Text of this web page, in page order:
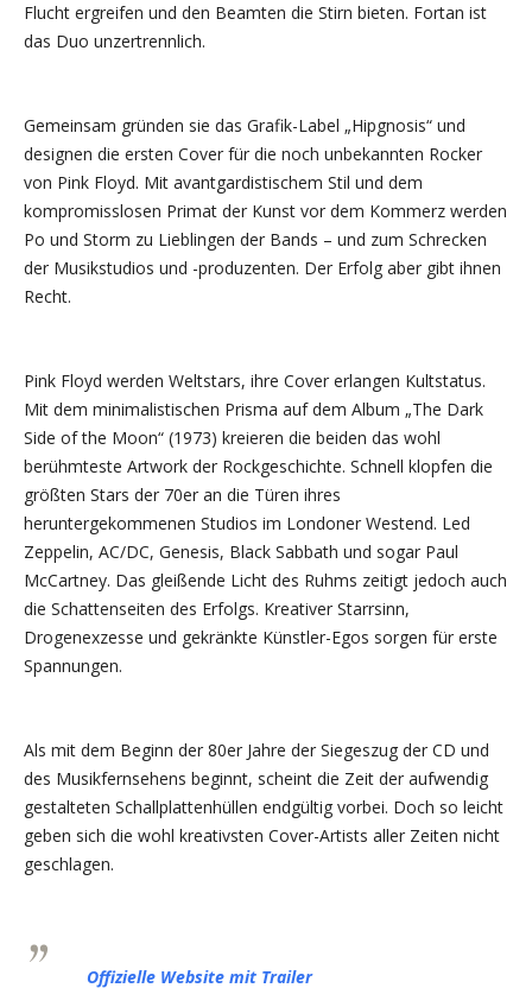
Flucht ergreifen und den Beamten die Stirn bieten. Fortan ist
das Duo unzertrennlich.
Gemeinsam gründen sie das Grafik-Label „Hipgnosis“ und
designen die ersten Cover für die noch unbekannten Rocker
von Pink Floyd. Mit avantgardistischem Stil und dem
kompromisslosen Primat der Kunst vor dem Kommerz werden
Po und Storm zu Lieblingen der Bands – und zum Schrecken
der Musikstudios und -produzenten. Der Erfolg aber gibt ihnen
Recht.
Pink Floyd werden Weltstars, ihre Cover erlangen Kultstatus.
Mit dem minimalistischen Prisma auf dem Album „The Dark
Side of the Moon“ (1973) kreieren die beiden das wohl
berühmteste Artwork der Rockgeschichte. Schnell klopfen die
größten Stars der 70er an die Türen ihres
heruntergekommenen Studios im Londoner Westend. Led
Zeppelin, AC/DC, Genesis, Black Sabbath und sogar Paul
McCartney. Das gleißende Licht des Ruhms zeitigt jedoch auch
die Schattenseiten des Erfolgs. Kreativer Starrsinn,
Drogenexzesse und gekränkte Künstler-Egos sorgen für erste
Spannungen.
Als mit dem Beginn der 80er Jahre der Siegeszug der CD und
des Musikfernsehens beginnt, scheint die Zeit der aufwendig
gestalteten Schallplattenhüllen endgültig vorbei. Doch so leicht
geben sich die wohl kreativsten Cover-Artists aller Zeiten nicht
geschlagen.
Offizielle Website mit Trailer